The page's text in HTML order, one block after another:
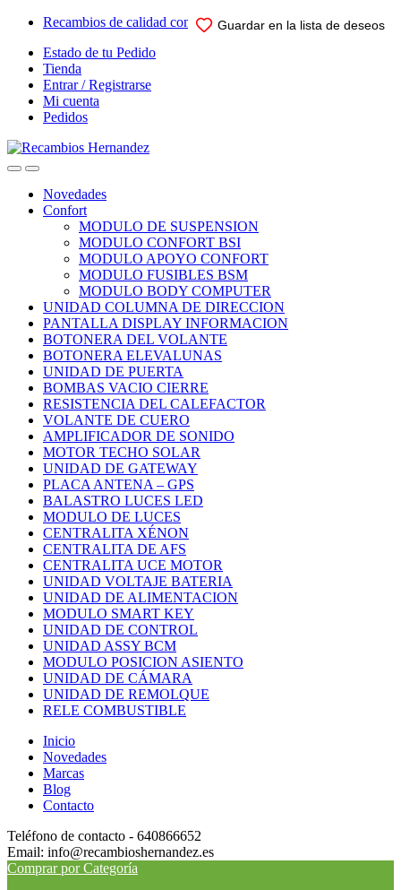
Skip
navigation
Skip
content
Recambios de calidad comprobada para su vehiculo
Estado de tu Pedido
Tienda
Entrar / Registrarse
Mi cuenta
Pedidos
OpenClose
Novedades
Confort
MODULO DE SUSPENSION
MODULO CONFORT BSI
MODULO APOYO CONFORT
MODULO FUSIBLES BSM
MODULO BODY COMPUTER
UNIDAD COLUMNA DE DIRECCION
PANTALLA DISPLAY INFORMACION
BOTONERA DEL VOLANTE
BOTONERA ELEVALUNAS
UNIDAD DE PUERTA
BOMBAS VACIO CIERRE
RESISTENCIA DEL CALEFACTOR
VOLANTE DE CUERO
AMPLIFICADOR DE SONIDO
MOTOR TECHO SOLAR
UNIDAD DE GATEWAY
PLACA ANTENA – GPS
BALASTRO LUCES LED
MODULO DE LUCES
CENTRALITA XÉNON
CENTRALITA DE AFS
CENTRALITA UCE MOTOR
UNIDAD VOLTAJE BATERIA
UNIDAD DE ALIMENTACION
MODULO SMART KEY
UNIDAD DE CONTROL
UNIDAD ASSY BCM
MODULO POSICION ASIENTO
UNIDAD DE CÁMARA
UNIDAD DE REMOLQUE
RELE COMBUSTIBLE
Inicio
Novedades
Marcas
Blog
Contacto
Teléfono de contacto - 640866652
Email: info@recambioshernandez.es
Comprar por Categoría
Guardar en la lista de deseos
Guardar en la lista de deseos
Guardar en la lista de deseos
Guardar en la lista de deseos
Guardar en la lista de deseos